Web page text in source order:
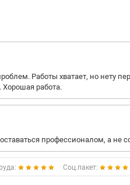
Работы хватает, но нету
работа.
профессионалом, а не
Соц.пакет: